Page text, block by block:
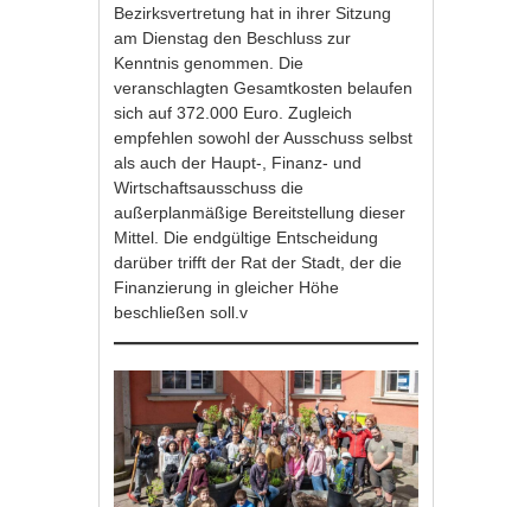
Bezirksvertretung hat in ihrer Sitzung
am Dienstag den Beschluss zur
Kenntnis genommen. Die
veranschlagten Gesamtkosten belaufen
sich auf 372.000 Euro. Zugleich
empfehlen sowohl der Ausschuss selbst
als auch der Haupt-, Finanz- und
Wirtschaftsausschuss die
außerplanmäßige Bereitstellung dieser
Mittel. Die endgültige Entscheidung
darüber trifft der Rat der Stadt, der die
Finanzierung in gleicher Höhe
beschließen soll.v